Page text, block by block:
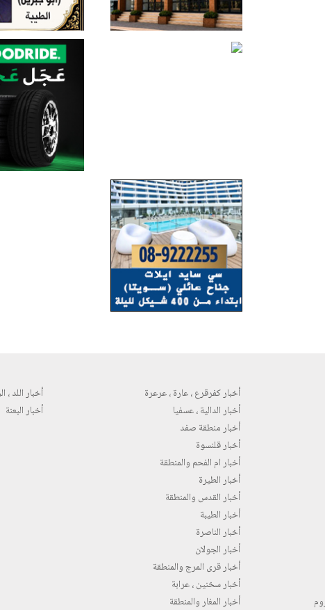
أخبار كفرقرع ، عارة ، عرعرة
أخبار الدالية ، عسفيا
أخبار منطقة صفد
أخبار قلنسوة
أخبار ام الفحم والمنطقة
أخبار الطيرة
أخبار القدس والمنطقة
أخبار الطيبة
أخبار الناصرة
أخبار الجولان
أخبار قرى المرج والمنطقة
أخبار سخنين ، عرابة
أخبار المغار والمنطقة
أخبار اللد ،
أخبار البعنة